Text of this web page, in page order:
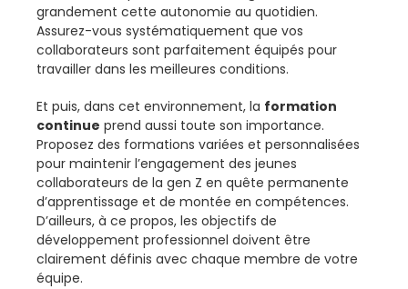
grandement cette autonomie au quotidien.
Assurez-vous systématiquement que vos
collaborateurs sont parfaitement équipés pour
travailler dans les meilleures conditions.
Et puis, dans cet environnement, la formation
continue prend aussi toute son importance.
Proposez des formations variées et personnalisées
pour maintenir l’engagement des jeunes
collaborateurs de la gen Z en quête permanente
d’apprentissage et de montée en compétences.
D’ailleurs, à ce propos, les objectifs de
développement professionnel doivent être
clairement définis avec chaque membre de votre
équipe.